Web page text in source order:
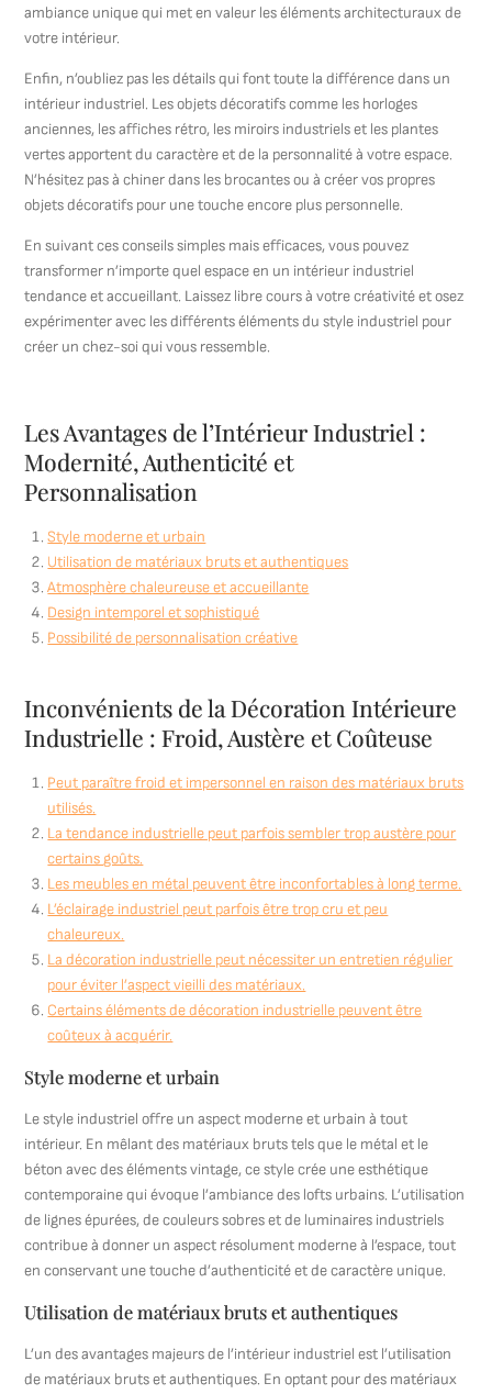
ambiance unique qui met en valeur les éléments architecturaux de
votre intérieur.
Enfin, n’oubliez pas les détails qui font toute la différence dans un
intérieur industriel. Les objets décoratifs comme les horloges
anciennes, les affiches rétro, les miroirs industriels et les plantes
vertes apportent du caractère et de la personnalité à votre espace.
N’hésitez pas à chiner dans les brocantes ou à créer vos propres
objets décoratifs pour une touche encore plus personnelle.
En suivant ces conseils simples mais efficaces, vous pouvez
transformer n’importe quel espace en un intérieur industriel
tendance et accueillant. Laissez libre cours à votre créativité et osez
expérimenter avec les différents éléments du style industriel pour
créer un chez-soi qui vous ressemble.
Les Avantages de l’Intérieur Industriel :
Modernité, Authenticité et
Personnalisation
Style moderne et urbain
Utilisation de matériaux bruts et authentiques
Atmosphère chaleureuse et accueillante
Design intemporel et sophistiqué
Possibilité de personnalisation créative
Inconvénients de la Décoration Intérieure
Industrielle : Froid, Austère et Coûteuse
Peut paraître froid et impersonnel en raison des matériaux bruts
utilisés.
La tendance industrielle peut parfois sembler trop austère pour
certains goûts.
Les meubles en métal peuvent être inconfortables à long terme.
L’éclairage industriel peut parfois être trop cru et peu
chaleureux.
La décoration industrielle peut nécessiter un entretien régulier
pour éviter l’aspect vieilli des matériaux.
Certains éléments de décoration industrielle peuvent être
coûteux à acquérir.
Style moderne et urbain
Le style industriel offre un aspect moderne et urbain à tout
intérieur. En mêlant des matériaux bruts tels que le métal et le
béton avec des éléments vintage, ce style crée une esthétique
contemporaine qui évoque l’ambiance des lofts urbains. L’utilisation
de lignes épurées, de couleurs sobres et de luminaires industriels
contribue à donner un aspect résolument moderne à l’espace, tout
en conservant une touche d’authenticité et de caractère unique.
Utilisation de matériaux bruts et authentiques
L’un des avantages majeurs de l’intérieur industriel est l’utilisation
de matériaux bruts et authentiques. En optant pour des matériaux